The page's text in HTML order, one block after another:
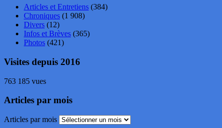
Articles et Entretiens (384)
Chroniques (1 908)
Divers (12)
Infos et Brèves (365)
Photos (421)
Visites depuis 2016
763 185 vues
Articles par mois
Articles par mois